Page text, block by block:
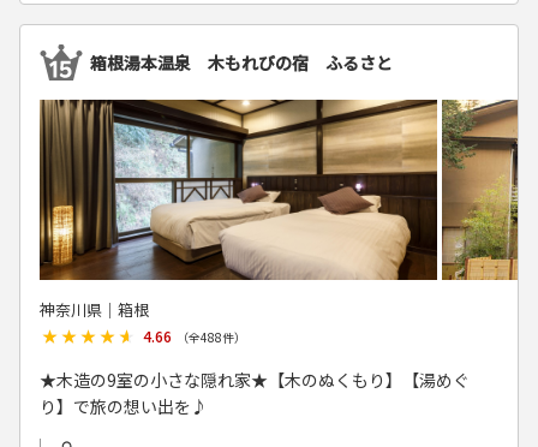
箱根湯本温泉 木もれびの宿 ふるさと
神奈川県│箱根
★★★★★
★★★★★ 4.66 （全488件）
★木造の9室の小さな隠れ家★【木のぬくもり】【湯めぐ
り】で旅の想い出を♪